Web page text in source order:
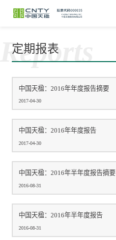
定期报表
Reports
中国天楹：2016年年度报告摘要
2017-04-30
中国天楹：2016年年度报告
2017-04-30
中国天楹：2016年半年度报告摘要
2016-08-31
中国天楹：2016年半年度报告
2016-08-31